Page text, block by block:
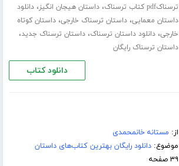
ترسناکpdf کتاب ترسناک
،داستان هیجان انگیز،دانلود
داستان معمایی،داستان ترسناک خارجی،داستان کوتاه
خارجی،دانلود داستان ترسناک،داستان ترسناک جدید،
داستان ترسناک رایگان
دانلود کتاب
از: مستانه خانمحمدی
موضوع:دانلود رایگان بهترین کتاب‌های داستان
۳۹ صفحه